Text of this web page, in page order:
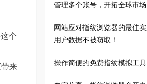
个
来
管理多个账号，开拓全球市场
网站应对指纹浏览器的最佳
用户数据不被窃取！
操作简便的免费指纹模拟工具